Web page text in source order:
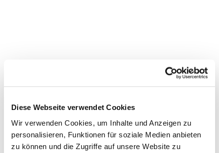
Diese Webseite verwendet Cookies
Wir verwenden Cookies, um Inhalte und Anzeigen zu
personalisieren, Funktionen für soziale Medien anbieten
zu können und die Zugriffe auf unsere Website zu
Friedensgebet in der
Markuskirche